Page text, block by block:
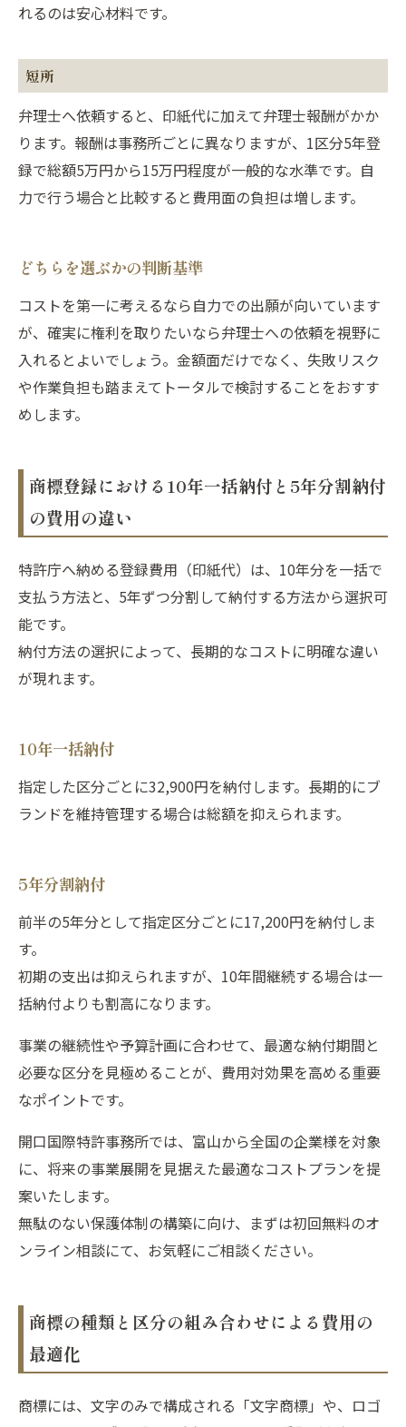
れるのは安心材料です。
短所
弁理士へ依頼すると、印紙代に加えて弁理士報酬がかか
ります。報酬は事務所ごとに異なりますが、1区分5年登
録で総額5万円から15万円程度が一般的な水準です。自
力で行う場合と比較すると費用面の負担は増します。
どちらを選ぶかの判断基準
コストを第一に考えるなら自力での出願が向いています
が、確実に権利を取りたいなら弁理士への依頼を視野に
入れるとよいでしょう。金額面だけでなく、失敗リスク
や作業負担も踏まえてトータルで検討することをおすす
めします。
商標登録における10年一括納付と5年分割納付
の費用の違い
特許庁へ納める登録費用（印紙代）は、10年分を一括で
支払う方法と、5年ずつ分割して納付する方法から選択可
能です。
納付方法の選択によって、長期的なコストに明確な違い
が現れます。
10年一括納付
指定した区分ごとに32,900円を納付します。長期的にブ
ランドを維持管理する場合は総額を抑えられます。
5年分割納付
前半の5年分として指定区分ごとに17,200円を納付しま
す。
初期の支出は抑えられますが、10年間継続する場合は一
括納付よりも割高になります。
事業の継続性や予算計画に合わせて、最適な納付期間と
必要な区分を見極めることが、費用対効果を高める重要
なポイントです。
開口国際特許事務所では、富山から全国の企業様を対象
に、将来の事業展開を見据えた最適なコストプランを提
案いたします。
無駄のない保護体制の構築に向け、まずは初回無料のオ
ンライン相談にて、お気軽にご相談ください。
商標の種類と区分の組み合わせによる費用の
最適化
商標には、文字のみで構成される「文字商標」や、ロゴ